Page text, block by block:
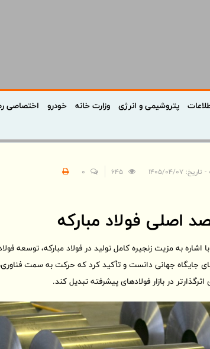
پتروشیمی و انرژی وزارت خانه خودرو اختصاصی
645
0
اصلی فولاد مبارکه
اشاره به مزیت زنجیره کامل تولید در فولاد مبارکه، توسعه
جایگاه جهانی دانست و تأکید کرد که حرکت به سمت
در بازار فولادهای پیشرفته تبدیل کند.